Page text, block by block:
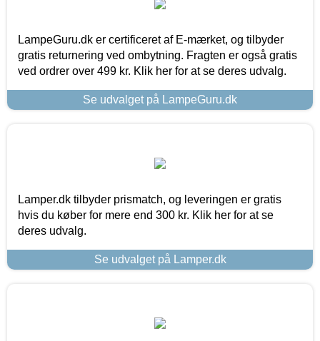
LampeGuru.dk er certificeret af E-mærket, og tilbyder
gratis returnering ved ombytning. Fragten er også gratis
ved ordrer over 499 kr. Klik her for at se deres udvalg.
Se udvalget på LampeGuru.dk
Lamper.dk tilbyder prismatch, og leveringen er gratis
hvis du køber for mere end 300 kr. Klik her for at se
deres udvalg.
Se udvalget på Lamper.dk